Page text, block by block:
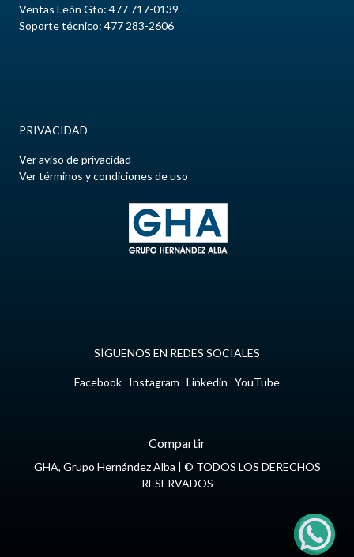
Ventas León Gto: 477 717-0139
Soporte técnico: 477 283-2606
PRIVACIDAD
Ver aviso de privacidad
Ver términos y condiciones de uso
SÍGUENOS EN REDES SOCIALES
Facebook Instagram Linkedin YouTube
Compartir
GHA, Grupo Hernández Alba | © TODOS LOS DERECHOS
RESERVADOS